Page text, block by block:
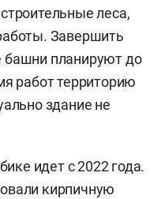
леса,
Завершить
башни планируют до
работ территорию
здание не
идет с 2022 года.
кирпичную